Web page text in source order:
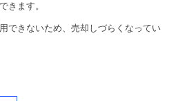
きます。
できないため、売却しづらくなってい